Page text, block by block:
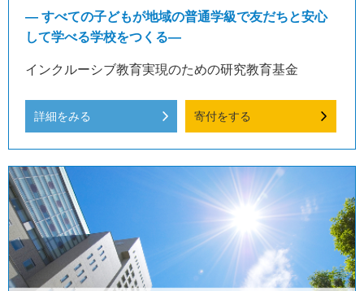
― すべての子どもが地域の普通学級で友だちと安心
して学べる学校をつくる―
インクルーシブ教育実現のための研究教育基金
詳細をみる 寄付をする